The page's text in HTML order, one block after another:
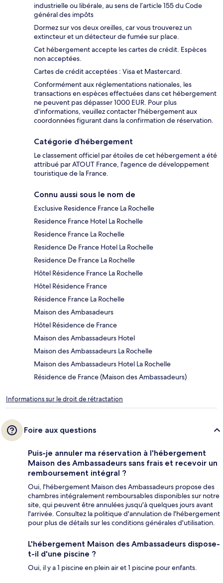
industrielle ou libérale, au sens de l’article 155 du Code
général des impôts
Dormez sur vos deux oreilles, car vous trouverez un
extincteur et un détecteur de fumée sur place.
Cet hébergement accepte les cartes de crédit. Espèces
non acceptées.
Cartes de crédit acceptées : Visa et Mastercard.
Conformément aux réglementations nationales, les
transactions en espèces effectuées dans cet hébergement
ne peuvent pas dépasser 1000 EUR. Pour plus
d'informations, veuillez contacter l'hébergement aux
coordonnées figurant dans la confirmation de réservation.
Catégorie d’hébergement
Le classement officiel par étoiles de cet hébergement a été
attribué par ATOUT France, l'agence de développement
touristique de la France.
Connu aussi sous le nom de
Exclusive Residence France La Rochelle
Residence France Hotel La Rochelle
Residence France La Rochelle
Residence De France Hotel La Rochelle
Residence De France La Rochelle
Hôtel Résidence France La Rochelle
Hôtel Résidence France
Résidence France La Rochelle
Maison des Ambasadeurs
Hôtel Résidence de France
Maison des Ambassadeurs Hotel
Maison des Ambassadeurs La Rochelle
Maison des Ambassadeurs Hotel La Rochelle
Résidence de France (Maison des Ambassadeurs)
Informations sur le droit de rétractation
Foire aux questions
Puis-je annuler ma réservation à l'hébergement
Maison des Ambassadeurs sans frais et recevoir un
remboursement intégral ?
Oui, l'hébergement Maison des Ambassadeurs propose des
chambres intégralement remboursables disponibles sur notre
site, qui peuvent être annulées jusqu'à quelques jours avant
l'arrivée. Consultez la politique d'annulation de l'hébergement
pour plus de détails sur les conditions générales d'utilisation.
L'hébergement Maison des Ambassadeurs dispose-
t-il d'une piscine ?
Oui, il y a 1 piscine en plein air et 1 piscine pour enfants.